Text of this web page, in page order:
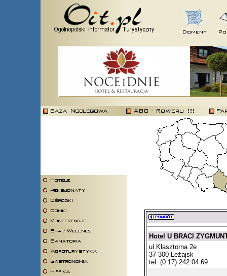
Hotel U BRACI
ul.Klasztorna 2e
37-300 Leżajsk
tel. (0 17) 242 04 69